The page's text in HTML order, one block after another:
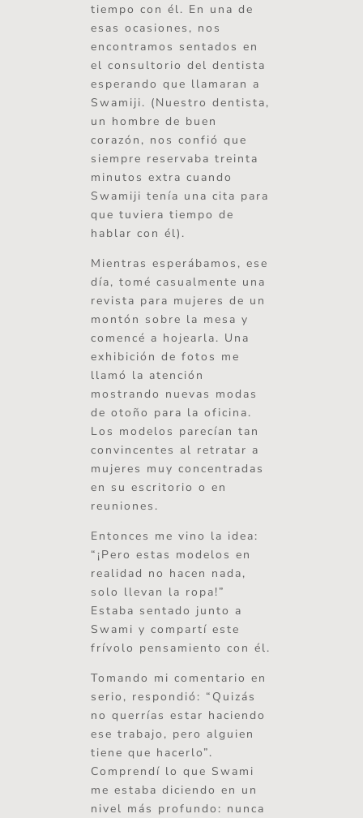
tiempo con él. En una de
esas ocasiones, nos
encontramos sentados en
el consultorio del dentista
esperando que llamaran a
Swamiji. (Nuestro dentista,
un hombre de buen
corazón, nos confió que
siempre reservaba treinta
minutos extra cuando
Swamiji tenía una cita para
que tuviera tiempo de
hablar con él).
Mientras esperábamos, ese
día, tomé casualmente una
revista para mujeres de un
montón sobre la mesa y
comencé a hojearla. Una
exhibición de fotos me
llamó la atención
mostrando nuevas modas
de otoño para la oficina.
Los modelos parecían tan
convincentes al retratar a
mujeres muy concentradas
en su escritorio o en
reuniones.
Entonces me vino la idea:
“¡Pero estas modelos en
realidad no hacen nada,
solo llevan la ropa!”
Estaba sentado junto a
Swami y compartí este
frívolo pensamiento con él.
Tomando mi comentario en
serio, respondió: “Quizás
no querrías estar haciendo
ese trabajo, pero alguien
tiene que hacerlo”.
Comprendí lo que Swami
me estaba diciendo en un
nivel más profundo: nunca